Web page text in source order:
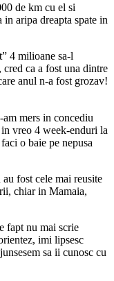
de km cu el si
in aripa dreapta spate in
4 milioane sa-l
cred ca a fost una dintre
anul n-a fost grozav!
am mers in concediu
vreo 4 week-enduri la
o baie pe nepusa
fost cele mai reusite
chiar in Mamaia,
fapt nu mai scrie
imi lipsesc
sa ii cunosc cu